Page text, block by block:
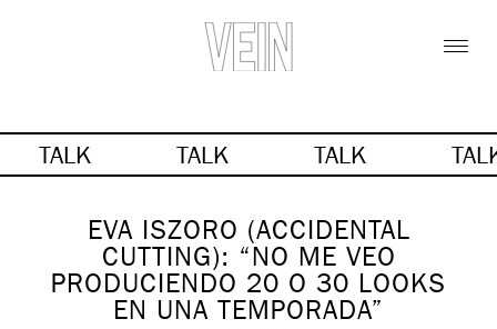
TALK TALK TALK
EVA ISZORO (ACCIDENTAL
CUTTING): “NO ME VEO
PRODUCIENDO 20 O 30 LOOKS
EN UNA TEMPORADA”